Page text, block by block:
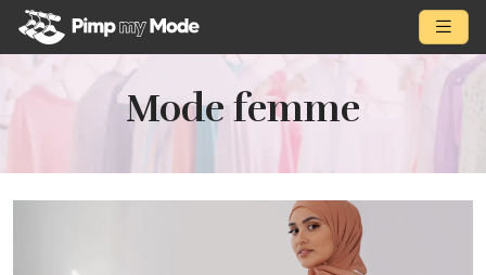
Mode femme